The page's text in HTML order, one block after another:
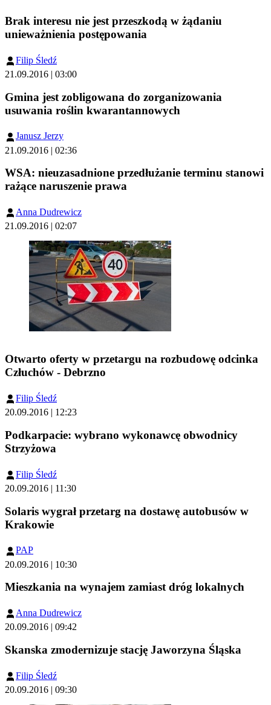
Brak interesu nie jest przeszkodą w żądaniu
unieważnienia postępowania
Filip Śledź
21.09.2016 | 03:00
Gmina jest zobligowana do zorganizowania
usuwania roślin kwarantannowych
Janusz Jerzy
21.09.2016 | 02:36
WSA: nieuzasadnione przedłużanie terminu stanowi
rażące naruszenie prawa
Anna Dudrewicz
21.09.2016 | 02:07
Otwarto oferty w przetargu na rozbudowę odcinka
Człuchów - Debrzno
Filip Śledź
20.09.2016 | 12:23
Podkarpacie: wybrano wykonawcę obwodnicy
Strzyżowa
Filip Śledź
20.09.2016 | 11:30
Solaris wygrał przetarg na dostawę autobusów w
Krakowie
PAP
20.09.2016 | 10:30
Mieszkania na wynajem zamiast dróg lokalnych
Anna Dudrewicz
20.09.2016 | 09:42
Skanska zmodernizuje stację Jaworzyna Śląska
Filip Śledź
20.09.2016 | 09:30